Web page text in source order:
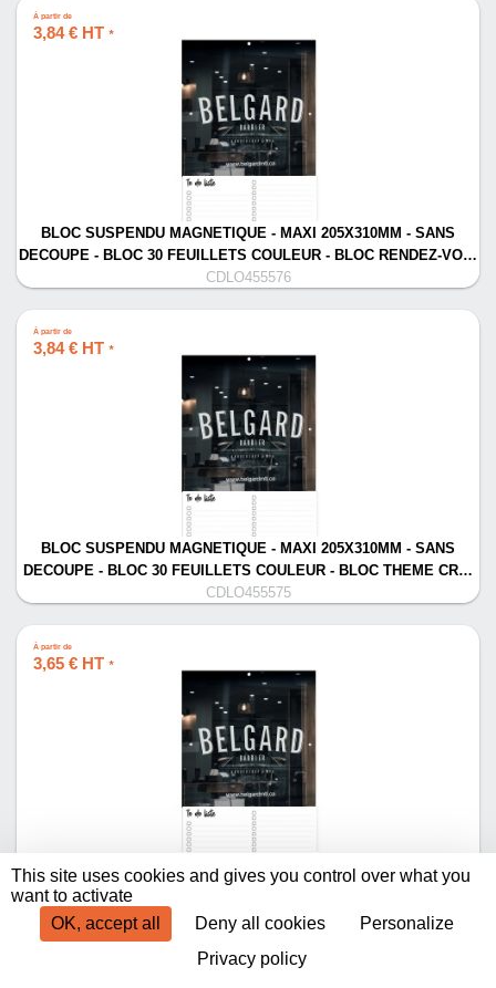
À partir de
3,84 € HT *
BLOC SUSPENDU MAGNETIQUE - MAXI 205X310MM - SANS
DECOUPE - BLOC 30 FEUILLETS COULEUR - BLOC RENDEZ-VO…
CDLO455576
À partir de
3,84 € HT *
BLOC SUSPENDU MAGNETIQUE - MAXI 205X310MM - SANS
DECOUPE - BLOC 30 FEUILLETS COULEUR - BLOC THEME CR…
CDLO455575
À partir de
3,65 € HT *
BLOC 30 FEUILLETS NOIRS - BLOC NOTES
This site uses cookies and gives you control over what you
want to activate
OK, accept all
Deny all cookies
Personalize
Privacy policy